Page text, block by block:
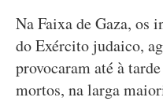
Na Faixa de Gaza, os
do Exército judaico,
provocaram até à
mortos, na larga